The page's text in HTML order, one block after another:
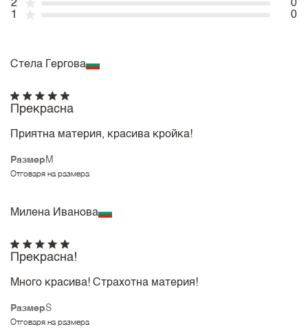
2
0
1
0
Стела Гергова
Размер M
Отговаря на размера
Прекрасна
Приятна материя, красива кройка!
Милена Иванова
РазмерS
Отговаря на размера
Прекрасна!
Много красива! Страхотна материя!